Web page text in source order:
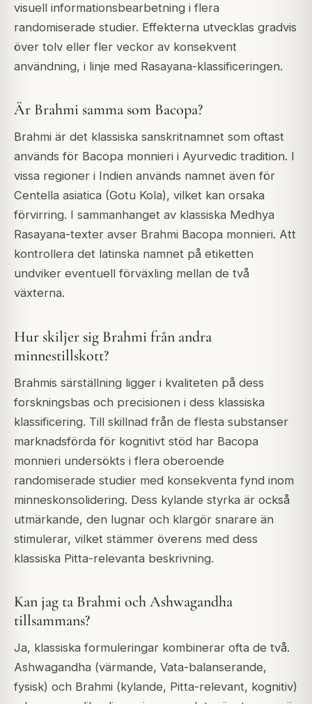
visuell informationsbearbetning i flera
randomiserade studier. Effekterna utvecklas gradvis
över tolv eller fler veckor av konsekvent
användning, i linje med Rasayana-klassificeringen.
Är Brahmi samma som Bacopa?
Brahmi är det klassiska sanskritnamnet som oftast
används för Bacopa monnieri i Ayurvedic tradition. I
vissa regioner i Indien används namnet även för
Centella asiatica (Gotu Kola), vilket kan orsaka
förvirring. I sammanhanget av klassiska Medhya
Rasayana-texter avser Brahmi Bacopa monnieri. Att
kontrollera det latinska namnet på etiketten
undviker eventuell förväxling mellan de två
växterna.
Hur skiljer sig Brahmi från andra
minnestillskott?
Brahmis särställning ligger i kvaliteten på dess
forskningsbas och precisionen i dess klassiska
klassificering. Till skillnad från de flesta substanser
marknadsförda för kognitivt stöd har Bacopa
monnieri undersökts i flera oberoende
randomiserade studier med konsekventa fynd inom
minneskonsolidering. Dess kylande styrka är också
utmärkande, den lugnar och klargör snarare än
stimulerar, vilket stämmer överens med dess
klassiska Pitta-relevanta beskrivning.
Kan jag ta Brahmi och Ashwagandha
tillsammans?
Ja, klassiska formuleringar kombinerar ofta de två.
Ashwagandha (värmande, Vata-balanserande,
fysisk) och Brahmi (kylande, Pitta-relevant, kognitiv)